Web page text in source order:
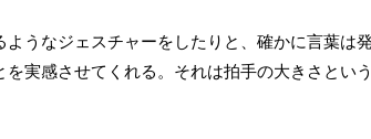
うなジェスチャーをしたりと、確かに言葉は発
実感させてくれる。それは拍手の大きさという